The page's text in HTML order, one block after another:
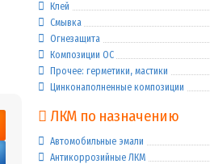
Клей
Смывка
Огнезащита
Композиции ОС
Прочее: герметики, мастики
Цинконаполненные композиции
ЛКМ по назначению
Автомобильные эмали
Антикоррозийные ЛКМ